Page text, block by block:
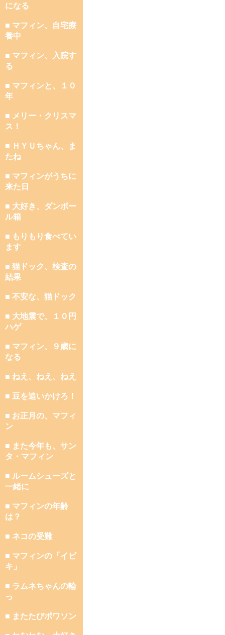
になる
■ マフィン、自宅療
養中
■ マフィン、入院す
る
■ マフィンと、１０
年
■ メリー・クリスマ
ス！
■ ＨＹＵちゃん、ま
たね
■ マフィンがうちに
来た日
■ 大好き、ダンボー
ル箱
■ もりもり食べてい
ます
■ 猫ドック、検査の
結果
■ 不安な、猫ドック
■ 大地震で、１０円
ハゲ
■ マフィン、９歳に
なる
■ ねえ、ねえ、ねえ
■ 豆を追いかけろ！
■ お正月の、マフィ
ン
■ また今年も、サン
タ・マフィン
■ ルームシューズと
一緒に
■ マフィンの年齢
は？
■ ネコの受難
■ マフィンの「イビ
キ」
■ ラムネちゃんの輪
っ
■ またたびポワソン